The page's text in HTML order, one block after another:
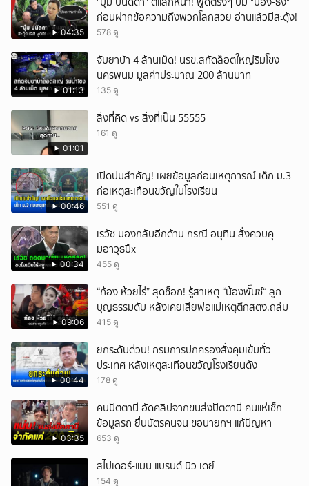
04:35
ก่อนฝากข้อความถึงพวกโลกสวย อ่านแล้วมีสะดุ้ง!
578 ดู
01:13
จับยาบ้า 4 ล้านเม็ด! นรข.สกัดล็อตใหญ่ริมโขง
นครพนม มูลค่าประมาณ 200 ล้านบาท
135 ดู
01:01
สิ่งที่คิด vs สิ่งที่เป็น 55555
161 ดู
00:46
เปิดปมสำคัญ! เผยข้อมูลก่อนเหตุการณ์ เด็ก ม.3
ก่อเหตุสะเทือนขวัญในโรงเรียน
551 ดู
00:34
เรวัช มองกลับอีกด้าน กรณี อนุทิน สั่งควบคุ
มอาวุธปืx
455 ดู
09:06
“ก้อง ห้วยไร่” สุดช็อก! รู้สาเหตุ “น้องพั๊นซ์“ ลูก
บุญธรรมดับ หลังเคยเสียพ่อแม่เหตุตึกสตง.ถล่ม
415 ดู
00:44
ยกระดับด่วน! กรมการปกครองสั่งคุมเข้มทั่ว
ประเทศ หลังเหตุสะเทือนขวัญโรงเรียนดัง
178 ดู
03:35
คนปัตตานี อัดคลิปจากขนส่งปัตตานี คนแห่เช็ก
ข้อมูลรถ ยื่นบัตรคนจน ขอนายกฯ แก้ปัญหา
653 ดู
สไปเดอร์-แมน แบรนด์ นิว เดย์
154 ดู